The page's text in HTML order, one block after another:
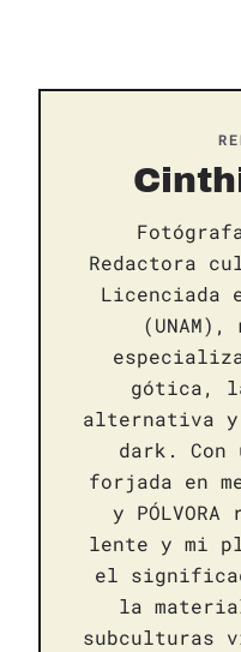
Redactora
Licenciada
gótica,
alternativa y
dark. Con
forjada en
y
lente y mi
el
la
subculturas